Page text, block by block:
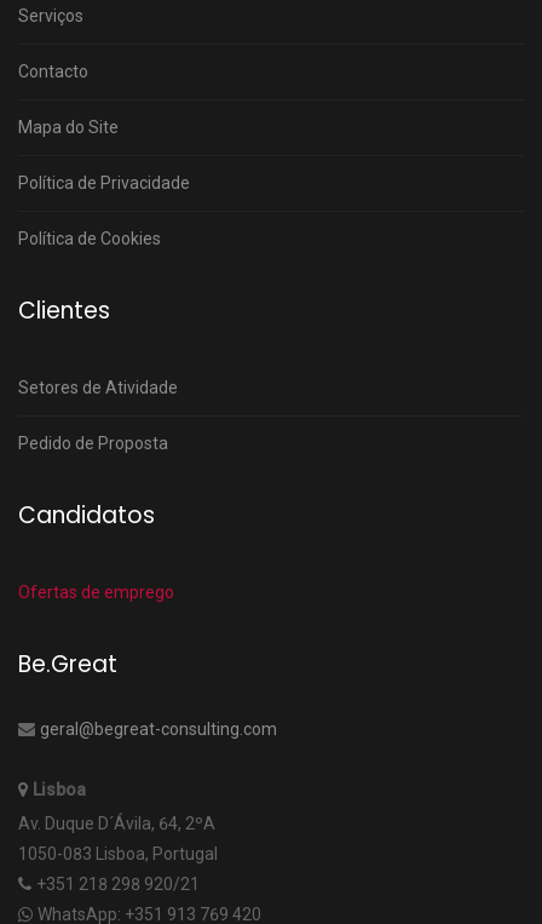
Serviços
Contacto
Mapa do Site
Política de Privacidade
Política de Cookies
Clientes
Setores de Atividade
Pedido de Proposta
Candidatos
Ofertas de emprego
Be.Great
geral@begreat-consulting.com
Lisboa
Av. Duque D´Ávila, 64, 2ºA
1050-083 Lisboa, Portugal
+351 218 298 920/21
WhatsApp: +351 913 769 420